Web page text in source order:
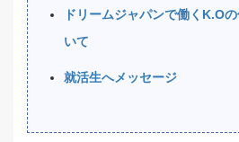
ドリームジャパンで働くK.O
いて
就活生へメッセージ